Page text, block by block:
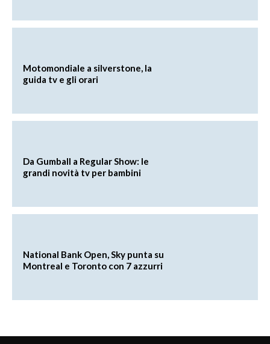
Motomondiale a silverstone, la
guida tv e gli orari
Da Gumball a Regular Show: le
grandi novità tv per bambini
National Bank Open, Sky punta su
Montreal e Toronto con 7 azzurri